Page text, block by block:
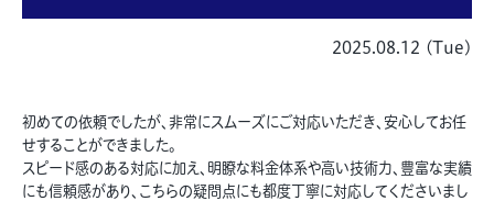
2025.08.12 (Tue)
初めての依頼でしたが、非常にスムーズにご対応いただき、安心してお任
せすることができました。
スピード感のある対応に加え、明瞭な料金体系や高い技術力、豊富な実績
にも信頼感があり、こちらの疑問点にも都度丁寧に対応してくださいまし